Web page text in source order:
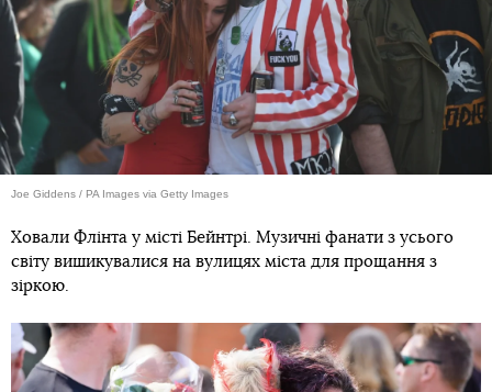
Joe Giddens / PA Images via Getty Images
Ховали Флінта у місті Бейнтрі. Музичні фанати з усього
світу вишикувалися на вулицях міста для прощання з
зіркою.